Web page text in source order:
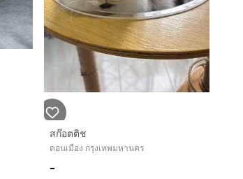
สก๊อตติช
ดอนเมือง กรุงเทพมหานคร
-